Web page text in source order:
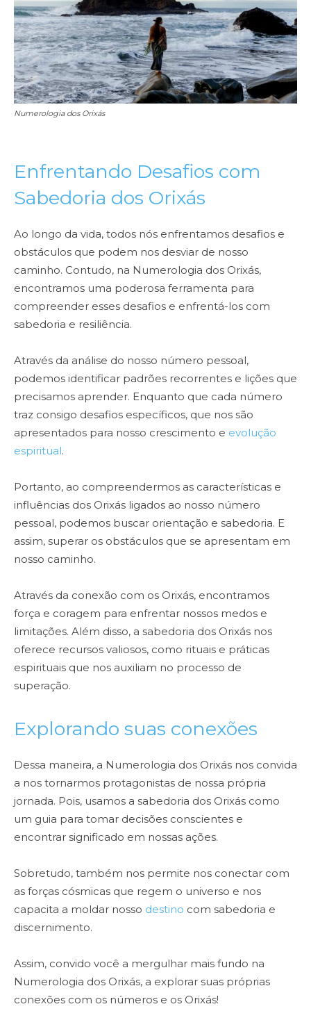
Numerologia dos Orixás
Enfrentando Desafios com
Sabedoria dos Orixás
Ao longo da vida, todos nós enfrentamos desafios e
obstáculos que podem nos desviar de nosso
caminho. Contudo, na Numerologia dos Orixás,
encontramos uma poderosa ferramenta para
compreender esses desafios e enfrentá-los com
sabedoria e resiliência.
Através da análise do nosso número pessoal,
podemos identificar padrões recorrentes e lições que
precisamos aprender. Enquanto que cada número
traz consigo desafios específicos, que nos são
apresentados para nosso crescimento e evolução
espiritual.
Portanto, ao compreendermos as características e
influências dos Orixás ligados ao nosso número
pessoal, podemos buscar orientação e sabedoria. E
assim, superar os obstáculos que se apresentam em
nosso caminho.
Através da conexão com os Orixás, encontramos
força e coragem para enfrentar nossos medos e
limitações. Além disso, a sabedoria dos Orixás nos
oferece recursos valiosos, como rituais e práticas
espirituais que nos auxiliam no processo de
superação.
Explorando suas conexões
Dessa maneira, a Numerologia dos Orixás nos convida
a nos tornarmos protagonistas de nossa própria
jornada. Pois, usamos a sabedoria dos Orixás como
um guia para tomar decisões conscientes e
encontrar significado em nossas ações.
Sobretudo, também nos permite nos conectar com
as forças cósmicas que regem o universo e nos
capacita a moldar nosso destino com sabedoria e
discernimento.
Assim, convido você a mergulhar mais fundo na
Numerologia dos Orixás, a explorar suas próprias
conexões com os números e os Orixás!